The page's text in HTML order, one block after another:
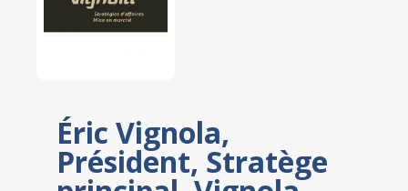
Éric Vignola,
Président, Stratège